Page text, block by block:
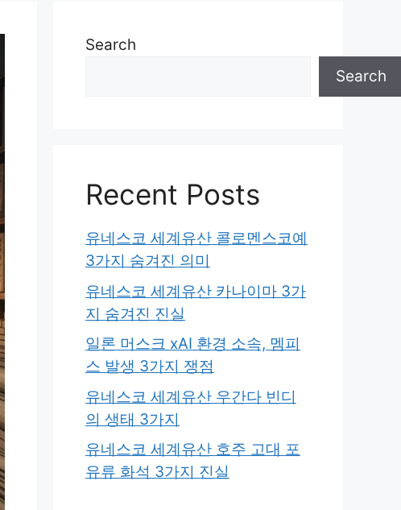
Search
Search
Recent Posts
유네스코 세계유산 콜로멘스코예
3가지 숨겨진 의미
유네스코 세계유산 카나이마 3가
지 숨겨진 진실
일론 머스크 xAI 환경 소속, 멤피
스 발생 3가지 쟁점
유네스코 세계유산 우간다 빈디
의 생태 3가지
유네스코 세계유산 호주 고대 포
유류 화석 3가지 진실